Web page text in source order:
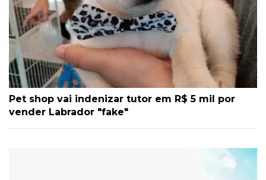
Pet shop vai indenizar tutor em R$ 5 mil por
vender Labrador "fake"